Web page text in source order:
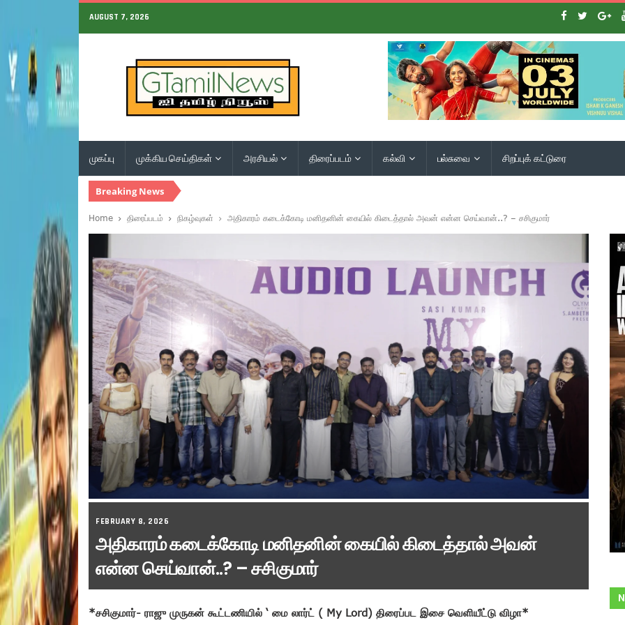
AUGUST 7, 2026
முகப்பு முக்கிய செய்திகள் அரசியல் திரைப்படம் கல்வி பல்சுவை சிறப்புக் கட்டுரை
Breaking News
Home திரைப்படம் நிகழ்வுகள் அதிகாரம் கடைக்கோடி மனிதனின் கையில் கிடைத்தால் அவன் என்ன செய்வான்..? – சசிகுமார்
FEBRUARY 8, 2026
அதிகாரம் கடைக்கோடி மனிதனின் கையில் கிடைத்தால் அவன்
என்ன செய்வான்..? – சசிகுமார்
*சசிகுமார்- ராஜு முருகன் கூட்டணியில் ‘ மை லார்ட் ( My Lord) திரைப்பட இசை வெளியீட்டு விழா*